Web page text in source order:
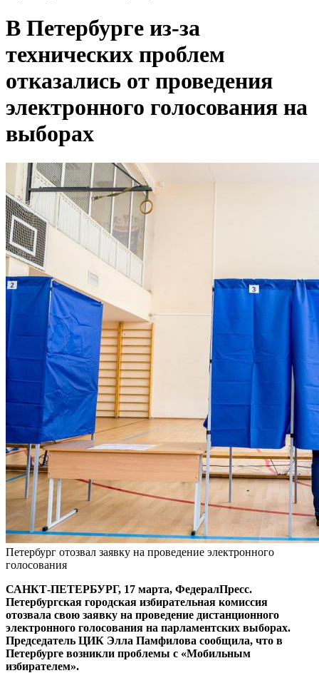
В Петербурге из-за
технических проблем
отказались от проведения
электронного голосования на
выборах
Петербург отозвал заявку на проведение электронного
голосования
САНКТ-ПЕТЕРБУРГ, 17 марта, ФедералПресс.
Петербургская городская избирательная комиссия
отозвала свою заявку на проведение дистанционного
электронного голосования на парламентских выборах.
Председатель ЦИК Элла Памфилова сообщила, что в
Петербурге возникли проблемы с «Мобильным
избирателем».